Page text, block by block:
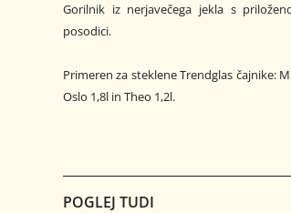
Gorilnik iz nerjavečega jekla s
posodici.
Primeren za steklene Trendglas čajnike:
Oslo 1,8l in Theo 1,2l.
POGLEJ TUDI